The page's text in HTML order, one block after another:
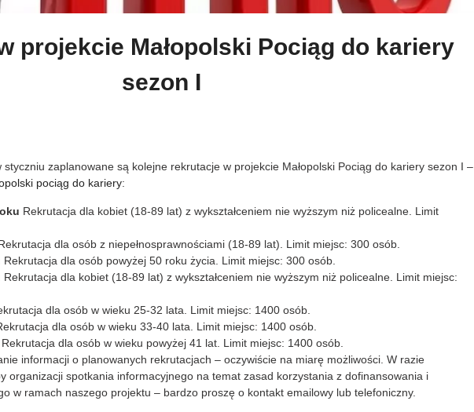
projekcie Małopolski Pociąg do kariery
sezon I
styczniu zaplanowane są kolejne rekrutacje w projekcie Małopolski Pociąg do kariery sezon I –
pociąg do kariery:
Rekrutacja dla kobiet (18-89 lat) z wykształceniem nie wyższym niż policealne. Limit
dla osób z niepełnosprawnościami (18-89 lat). Limit miejsc: 300 osób.
Rekrutacja dla osób powyżej 50 roku życia. Limit miejsc: 300 osób.
Rekrutacja dla kobiet (18-89 lat) z wykształceniem nie wyższym niż policealne. Limit miejsc:
dla osób w wieku 25-32 lata. Limit miejsc: 1400 osób.
dla osób w wieku 33-40 lata. Limit miejsc: 1400 osób.
Rekrutacja dla osób w wieku powyżej 41 lat. Limit miejsc: 1400 osób.
informacji o planowanych rekrutacjach – oczywiście na miarę możliwości. W razie
organizacji spotkania informacyjnego na temat zasad korzystania z dofinansowania i
w ramach naszego projektu – bardzo proszę o kontakt emailowy lub telefoniczny.